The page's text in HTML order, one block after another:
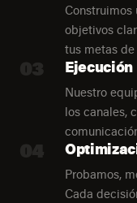
objetivos
tus metas
Ejecución
Nuestro
los canales,
Probamos,
Cada